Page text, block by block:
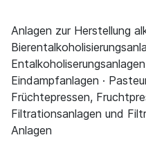
Anlagen zur Herstellung
Eindampfanlagen ·
Früchtepressen,
Filtrationsanlagen und
Anlagen